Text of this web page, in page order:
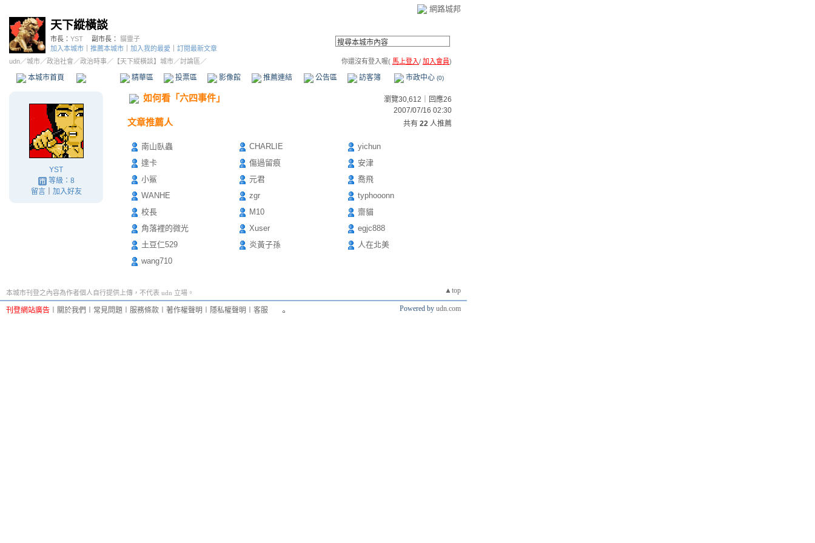
網路城邦
天下縱橫談
市長： YST 副市長： 貓靈子
加入本城市
推薦本城市 加入我的最愛
訂閱最新文章
udn／城市／政治社會 ／政治時事／ 【天下縱橫談】城市／討論區／ 你還沒有登入喔( 馬上登入/ 加入會員)
本城市首頁 精華區 投票區 影像館 推薦連結 公告區 訪客簿 市政中心 (0)
YST
等級：8
留言｜ 加入好友
如何看「六四事件」
瀏覽30,612｜回應26
2007/07/16 02:30
文章推薦人 共有 22 人推薦
南山臥蟲 CHARLIE
yichun
達卡
傷過留痕
安津
小鯊
元君
喬飛
WANHE
zgr
typhooonn
校長
M10
齋貓
角落裡的微光
Xuser
egjc888
土豆仁529
炎黃子孫
人在北美
wang710
▲top
本城市刊登之內容為作者個人自行提供上傳，不代表 udn 立場。
刊登網站廣告 關於我們 常見問題 服務條款 著作權聲明 隱私權聲明 客服 Powered by udn.com